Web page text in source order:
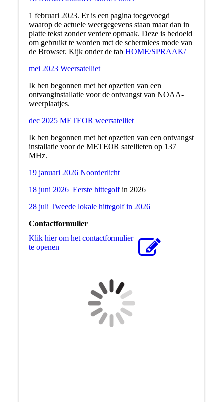
1 februari 2023. Er is een pagina toegevoegd
waarop de actuele weergegevens staan maar dan in
platte tekst zonder verdere opmaak. Deze is bedoeld
om gebruikt te worden met de schermlees mode van
de Browser. Kijk onder de tab HOME/SPRAAK/
mei 2023 Weersatelliet
Ik ben begonnen met het opzetten van een
ontvanginstallatie voor de ontvangst van NOAA-
weerplaatjes.
dec 2025 METEOR weersatelliet
Ik ben begonnen met het opzetten van een ontvangst
installatie voor de METEOR satellieten op 137
MHz.
19 januari 2026 Noorderlicht
18 juni 2026 Eerste hittegolfin 2026
28 juli Tweede lokale hittegolf in 2026
Contactformulier
Klik hier om het contactformulier
te openen